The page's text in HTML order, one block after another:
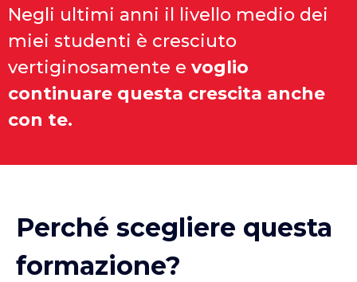
Negli ultimi anni il livello medio dei
miei studenti è cresciuto
vertiginosamente e voglio
continuare questa crescita anche
con te.
Perché scegliere questa
formazione?